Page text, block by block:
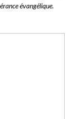
évangélique.